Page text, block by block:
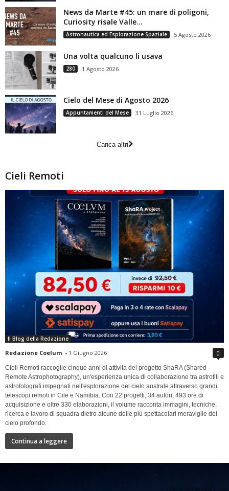
News da Marte #45: un mare di poligoni,
Curiosity risale Valle...
Astronautica ed Esplorazione Spaziale 5 Agosto 2026
Una volta qualcuno li usava
280 1 Agosto 2026
Cielo del Mese di Agosto 2026
Appuntamenti del Mese 31 Luglio 2026
Carica altri
Cieli Remoti
Il Blog della Redazione
Redazione Coelum - 1 Giugno 2026 0
Cieli Remoti raccoglie cinque anni di attività del progetto ShaRA (Shared
Remote Astrophotography), un'esperienza unica di collaborazione tra astrofili e
astrofotografi impegnati nell'esplorazione del cielo australe attraverso grandi
telescopi remoti in Cile e Namibia. Con 22 progetti, 34 autori, 493 ore di
acquisizione e oltre 330 elaborazioni, il volume racconta immagini, tecniche,
ricerca e lavoro di squadra dietro alcune delle più spettacolari meraviglie del
cielo profondo.
Continua a leggere